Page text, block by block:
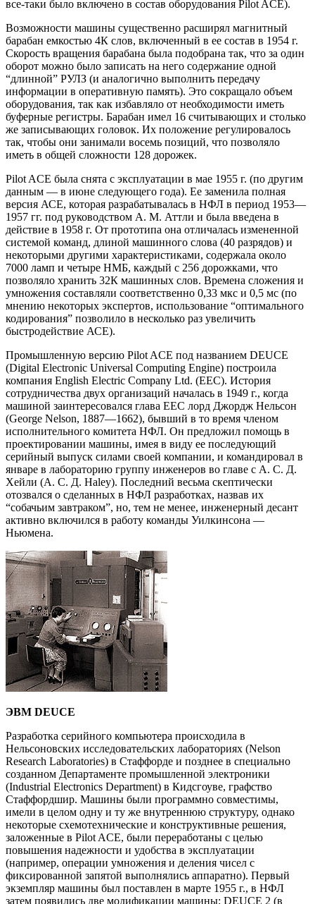
все-таки было включено в состав оборудования Pilot ACE).
Возможности машины существенно расширял магнитный
барабан емкостью 4К слов, включенный в ее состав в 1954 г.
Скорость вращения барабана была подобрана так, что за один
оборот можно было записать на него содержание одной
“длинной” РУЛЗ (и аналогично выполнить передачу
информации в оперативную память). Это сокращало объем
оборудования, так как избавляло от необходимости иметь
буферные регистры. Барабан имел 16 считывающих и столько
же записывающих головок. Их положение регулировалось
так, чтобы они занимали восемь позиций, что позволяло
иметь в общей сложности 128 дорожек.
Pilot ACE была снята с эксплуатации в мае 1955 г. (по другим
данным — в июне следующего года). Ее заменила полная
версия АСЕ, которая разрабатывалась в НФЛ в период 1953—
1957 гг. под руководством А. М. Аттли и была введена в
действие в 1958 г. От прототипа она отличалась измененной
системой команд, длиной машинного слова (40 разрядов) и
некоторыми другими характеристиками, содержала около
7000 ламп и четыре НМБ, каждый с 256 дорожками, что
позволяло хранить 32К машинных слов. Времена сложения и
умножения составляли соответственно 0,33 мкс и 0,5 мс (по
мнению некоторых экспертов, использование “оптимального
кодирования” позволило в несколько раз увеличить
быстродействие АСЕ).
Промышленную версию Pilot ACE под названием DEUCE
(Digital Electronic Universal Computing Engine) построила
компания English Electric Company Ltd. (EEC). История
сотрудничества двух организаций началась в 1949 г., когда
машиной заинтересовался глава EEC лорд Джордж Нельсон
(George Nelson, 1887—1662), бывший в то время членом
исполнительного комитета НФЛ. Он предложил помощь в
проектировании машины, имея в виду ее последующий
серийный выпуск силами своей компании, и командировал в
январе в лабораторию группу инженеров во главе с А. С. Д.
Хейли (А. С. Д. Haley). Последний весьма скептически
отозвался о сделанных в НФЛ разработках, назвав их
“собачьим завтраком”, но, тем не менее, инженерный десант
активно включился в работу команды Уилкинсона —
Ньюмена.
ЭВМ DEUCE
Разработка серийного компьютера происходила в
Нельсоновских исследовательских лабораториях (Nelson
Research Laboratories) в Стаффорде и позднее в специально
созданном Департаменте промышленной электроники
(Industrial Electronics Department) в Кидсгоуве, графство
Стаффордшир. Машины были программно совместимы,
имели в целом одну и ту же внутреннюю структуру, однако
некоторые схемотехнические и конструктивные решения,
заложенные в Pilot ACE, были переработаны с целью
повышения надежности и удобства в эксплуатации
(например, операции умножения и деления чисел с
фиксированной запятой выполнялись аппаратно). Первый
экземпляр машины был поставлен в марте 1955 г., в НФЛ
затем появились две модификации машины: DEUCE 2 (в